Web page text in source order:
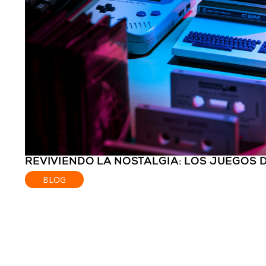
REVIVIENDO LA NOSTALGIA: LOS JUEGOS
BLOG